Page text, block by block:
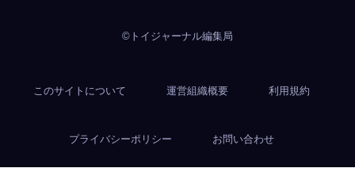
©トイジャーナル編集局
このサイトについて 運営組織概要 利用規約
プライバシーポリシー お問い合わせ